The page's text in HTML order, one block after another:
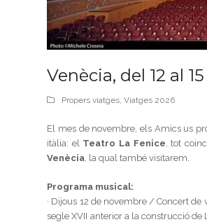
Venècia, del 12 al
Propers viatges,Viatges 2026
El mes de novembre, els Amics us
itàlia: el Teatro La Fenice, tot
Venècia, la qual també visitarem.
Programa musical:
· Dijous 12 de novembre / Concert de
segle XVII anterior a la construcció